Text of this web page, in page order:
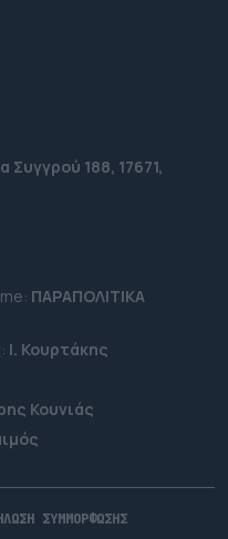
188, 17671,
ΠΑΡΑΠΟΛΙΤΙΚΑ
Ι. Κουρτάκης
Κουνιάς
ΣΥΜΜΟΡΦΩΣΗΣ